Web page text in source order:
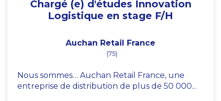
Chargé (e) d'études Innovation
Logistique en stage F/H
Auchan Retail France
(75)
Nous sommes… Auchan Retail France, une
entreprise de distribution de plus de 50 000...